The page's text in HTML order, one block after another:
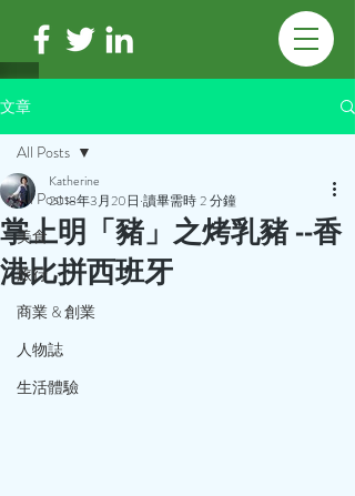
文章
All Posts
美食
旅行
商業 & 創業
人物誌
生活體驗
All Posts
掌上明「豬」之烤乳豬 --香
港比拼西班牙
Katherine
2018年3月20日 讀畢需時 2 分鐘